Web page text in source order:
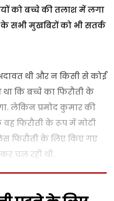
को बच्चे की तलाश में लगा
सभी मुखबिरों को भी सतर्क
थी और न किसी से कोई
कि बच्चे का फिरौती के
लेकिन प्रमोद कुमार की
वह फिरौती के रूप में मोटी
फिरौती के लिए किए गए
चल रही थी.